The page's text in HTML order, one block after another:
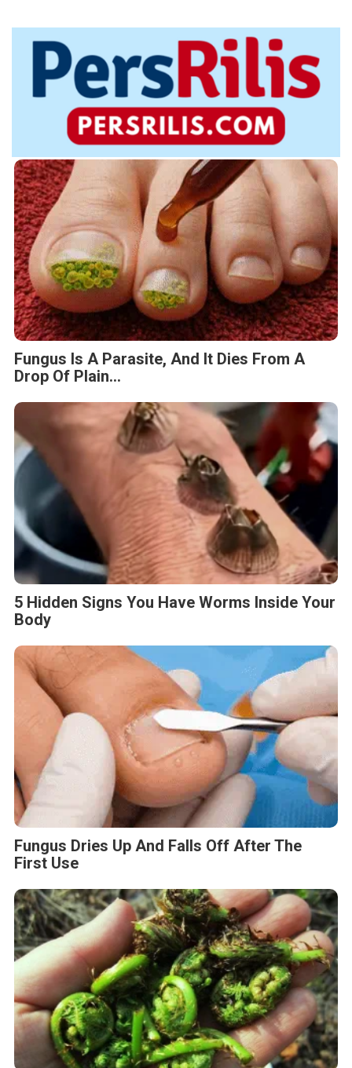
Fungus Is A Parasite, And It Dies From A
Drop Of Plain...
5 Hidden Signs You Have Worms Inside Your
Body
Fungus Dries Up And Falls Off After The
First Use